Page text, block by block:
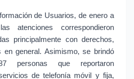
de Usuarios, de enero a
atenciones correspondieron
principalmente con derechos,
en general. Asimismo, se brindó
personas que reportaron
de telefonía móvil y fija,